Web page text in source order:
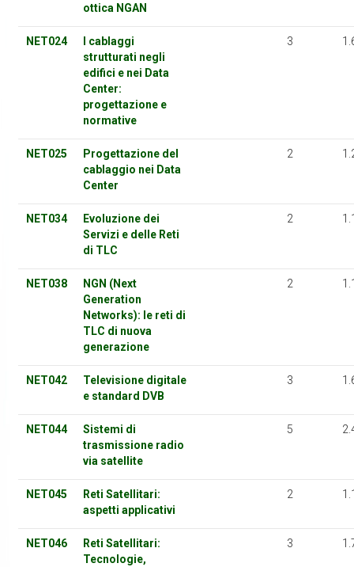
ottica NGAN
NET024
I cablaggi
strutturati negli
edifici e nei Data
Center:
progettazione e
normative
3
NET025
Progettazione del
cablaggio nei Data
Center
2
NET034
Evoluzione dei
Servizi e delle Reti
di TLC
2
NET038
NGN (Next
Generation
Networks): le reti di
TLC di nuova
generazione
2
NET042
Televisione digitale
e standard DVB
3
NET044
Sistemi di
trasmissione radio
via satellite
5
NET045
Reti Satellitari:
aspetti applicativi
2
NET046
Reti Satellitari:
Tecnologie,
3